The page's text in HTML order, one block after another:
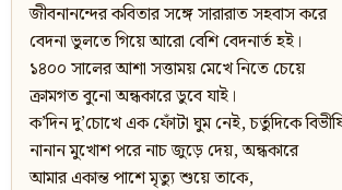
জীবনানন্দের কবিতার সঙ্গে সারারাত সহবাস করে
বেদনা ভুলতে গিয়ে আরো বেশি বেদনার্ত হই।
১৪০০ সালের আশা সত্তাময় মেখে নিতে চেয়ে
ক্রামগত বুনো অন্ধকারে ডুবে যাই।
ক’দিন দু’চোখে এক ফোঁটা ঘুম নেই, চর্তুদিকে
নানান মুখোশ পরে নাচ জুড়ে দেয়, অন্ধকারে
আমার একান্ত পাশে মৃত্যু শুয়ে তাকে,